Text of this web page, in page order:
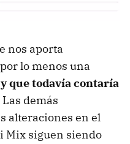
nos aporta
lo menos una
y que todavía contaría
Las demás
alteraciones en el
Mix siguen siendo